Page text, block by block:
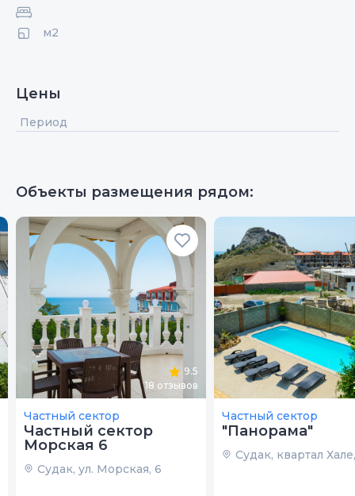
м2
Цены
Период
Объекты размещения рядом:
9.5
18 отзывов
Частный сектор
Частный сектор
Морская 6
Судак, ул. Морская, 6
Частный сектор
"Панорама"
Судак, квартал